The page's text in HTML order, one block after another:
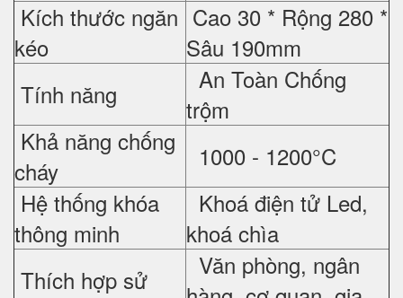
Kích thước ngăn
kéo
Cao 30 * Rộng 280 *
Sâu 190mm
Tính năng
An Toàn Chống
trộm
Khả năng chống
cháy
1000 - 1200°C
Hệ thống khóa
thông minh
Khoá điện tử Led,
khoá chìa
Thích hợp sử
Văn phòng, ngân